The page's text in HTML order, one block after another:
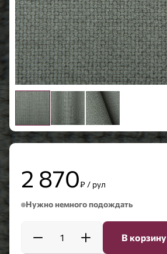
2 870₽ / рул
Нужно немного подождать
1 В корзину